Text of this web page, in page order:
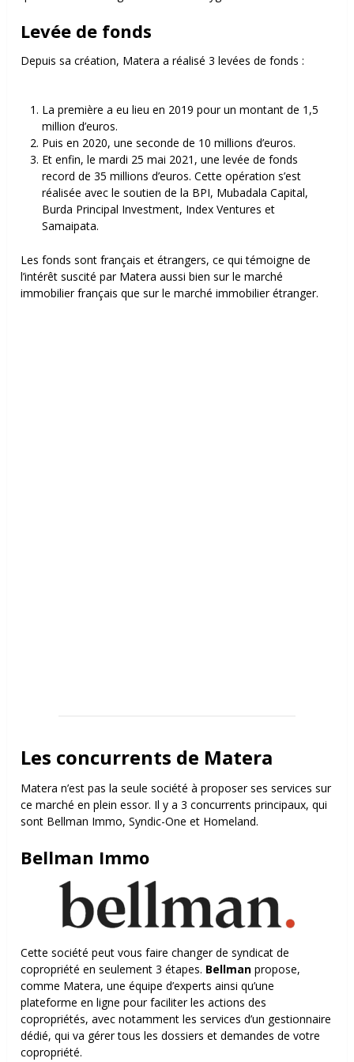
Levée de fonds
Depuis sa création, Matera a réalisé 3 levées de fonds :
La première a eu lieu en 2019 pour un montant de 1,5
million d’euros.
Puis en 2020, une seconde de 10 millions d’euros.
Et enfin, le mardi 25 mai 2021, une levée de fonds
record de 35 millions d’euros. Cette opération s’est
réalisée avec le soutien de la BPI, Mubadala Capital,
Burda Principal Investment, Index Ventures et
Samaipata.
Les fonds sont français et étrangers, ce qui témoigne de
l’intérêt suscité par Matera aussi bien sur le marché
immobilier français que sur le marché immobilier étranger.
Les concurrents de Matera
Matera n’est pas la seule société à proposer ses services sur
ce marché en plein essor. Il y a 3 concurrents principaux, qui
sont Bellman Immo, Syndic-One et Homeland.
Bellman Immo
Cette société peut vous faire changer de syndicat de
copropriété en seulement 3 étapes. Bellman propose,
comme Matera, une équipe d’experts ainsi qu’une
plateforme en ligne pour faciliter les actions des
copropriétés, avec notamment les services d’un gestionnaire
dédié, qui va gérer tous les dossiers et demandes de votre
copropriété.